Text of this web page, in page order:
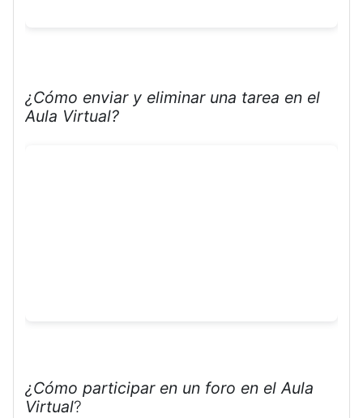
¿Cómo enviar y eliminar una tarea en el
Aula Virtual?
¿Cómo participar en un foro en el Aula
Virtual?